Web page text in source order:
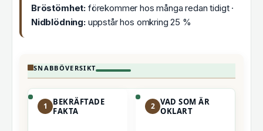
Bröstömhet: förekommer hos många redan tidigt ·
Nidblödning:uppstår hos omkring 25 %
SNABBÖVERSIKT
1
BEKRÄFTADE
FAKTA
2 VAD SOM ÄR
OKLART